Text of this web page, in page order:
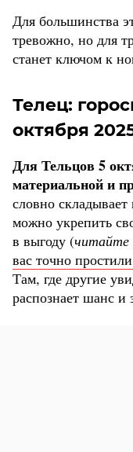
Для большинства
тревожно, но для
станет ключом к
Телец:
октября
Для Тельцов 5
материальной и
словно складывает
можно укрепить
в выгоду (
вас точно
Там, где другие
распознает шанс и